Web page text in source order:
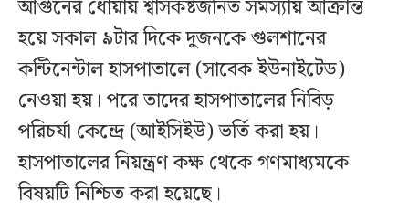
আগুনের ধোঁয়ায় শ্বাসকষ্টজনিত সমস্যায় আক্রান্ত
হয়ে সকাল ৯টার দিকে দুজনকে গুলশানের
কন্টিনেন্টাল হাসপাতালে (সাবেক ইউনাইটেড)
নেওয়া হয়। পরে তাদের হাসপাতালের নিবিড়
পরিচর্যা কেন্দ্রে (আইসিইউ) ভর্তি করা হয়।
হাসপাতালের নিয়ন্ত্রণ কক্ষ থেকে গণমাধ্যমকে
বিষয়টি নিশ্চিত করা হয়েছে।